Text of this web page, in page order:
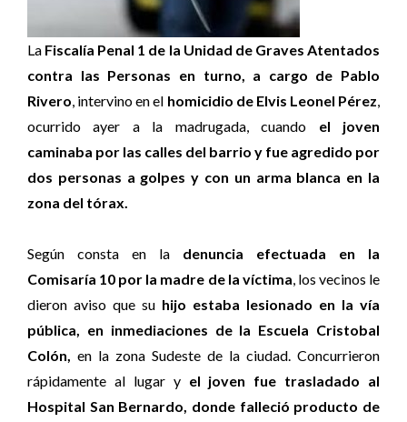
La Fiscalía Penal 1 de la Unidad de Graves Atentados
contra las Personas en turno, a cargo de Pablo
Rivero, intervino en el homicidio de Elvis Leonel Pérez,
ocurrido ayer a la madrugada, cuando el joven
caminaba por las calles del barrio y fue agredido por
dos personas a golpes y con un arma blanca en la
zona del tórax.
Según consta en la denuncia efectuada en la
Comisaría 10 por la madre de la víctima, los vecinos le
dieron aviso que su hijo estaba lesionado en la vía
pública, en inmediaciones de la Escuela Cristobal
Colón, en la zona Sudeste de la ciudad. Concurrieron
rápidamente al lugar y el joven fue trasladado al
Hospital San Bernardo, donde falleció producto de